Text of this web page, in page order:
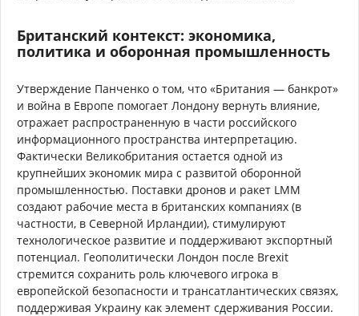
Британский контекст: экономика,
политика и оборонная промышленность
Утверждение Панченко о том, что «Британия — банкрот»
и война в Европе помогает Лондону вернуть влияние,
отражает распространенную в части российского
информационного пространства интерпретацию.
Фактически Великобритания остается одной из
крупнейших экономик мира с развитой оборонной
промышленностью. Поставки дронов и ракет LMM
создают рабочие места в британских компаниях (в
частности, в Северной Ирландии), стимулируют
технологическое развитие и поддерживают экспортный
потенциал. Геополитически Лондон после Brexit
стремится сохранить роль ключевого игрока в
европейской безопасности и трансатлантических связях,
поддерживая Украину как элемент сдерживания России.